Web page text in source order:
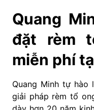
Quang
đặt rèm
miễn phí
Quang Minh tự hào
giải pháp rèm tổ